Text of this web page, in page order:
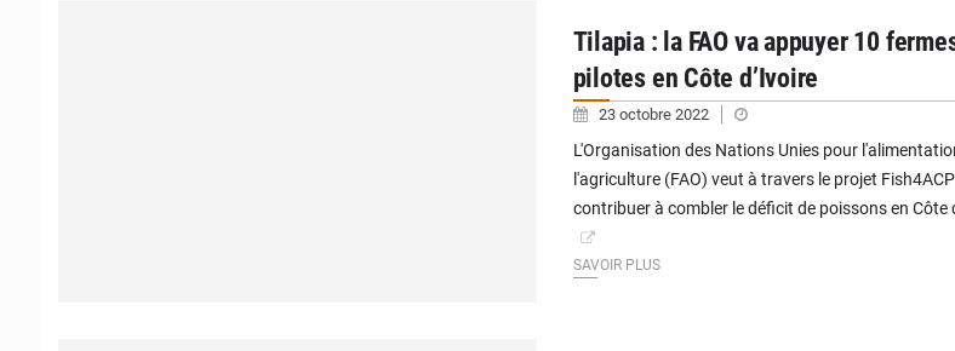
Tilapia : la FAO va appuyer 10
pilotes en Côte d’Ivoire
23 octobre 2022
L'Organisation des Nations Unies pour
l'agriculture (FAO) veut à travers le projet Fish4ACP
contribuer à combler le déficit de poissons en Côte
SAVOIR PLUS